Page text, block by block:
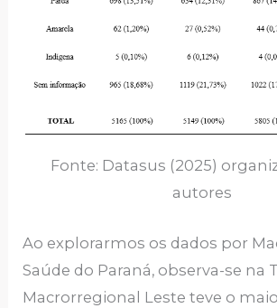
Fonte: Datasus (2025)
autores
Ao explorarmos os dados por
Saúde do Paraná, observa-se na
Macrorregional Leste teve o